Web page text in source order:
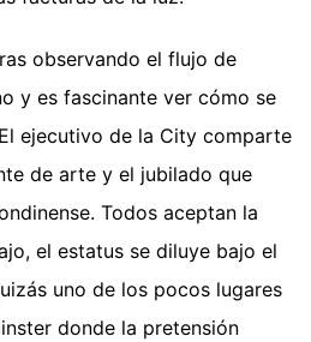
observando el flujo de
y es fascinante ver cómo se
ejecutivo de la City comparte
de arte y el jubilado que
Todos aceptan la
el estatus se diluye bajo el
uno de los pocos lugares
donde la pretensión